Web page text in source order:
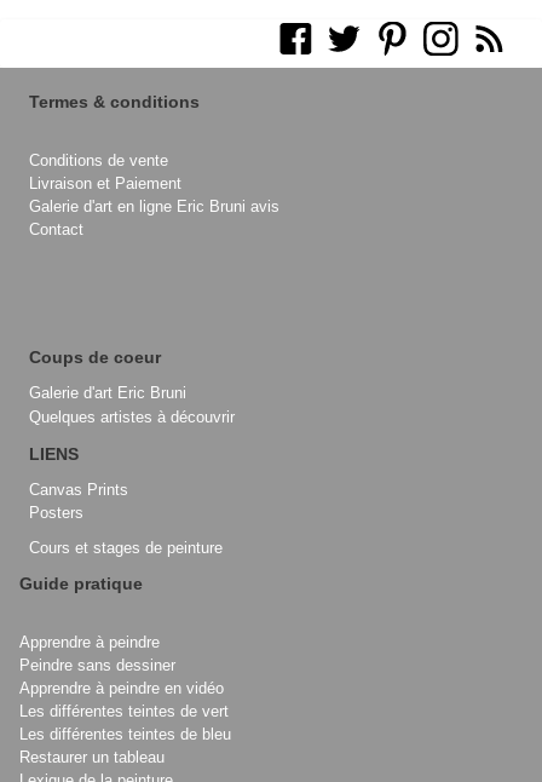
Termes & conditions
Conditions de vente
Livraison et Paiement
Galerie d'art en ligne Eric Bruni avis
Contact
Coups de coeur
Galerie d'art Eric Bruni
Quelques artistes à découvrir
LIENS
Canvas Prints
Posters
Cours et stages de peinture
Guide pratique
Apprendre à peindre
Peindre sans dessiner
Apprendre à peindre en vidéo
Les différentes teintes de vert
Les différentes teintes de bleu
Restaurer un tableau